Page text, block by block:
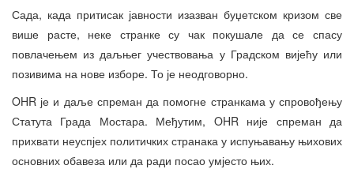
Сада, када притисак јавности изазван буџетском кризом све
више расте, неке странке су чак покушале да се спасу
повлачењем из даљњег учествовања у Градском вијећу или
позивима на нове изборе. То је неодговорно.
OHR је и даље спреман да помогне странкама у спровођењу
Статута Града Мостара. Међутим, OHR није спреман да
прихвати неуспјех политичких странака у испуњавању њихових
основних обавеза или да ради посао умјесто њих.